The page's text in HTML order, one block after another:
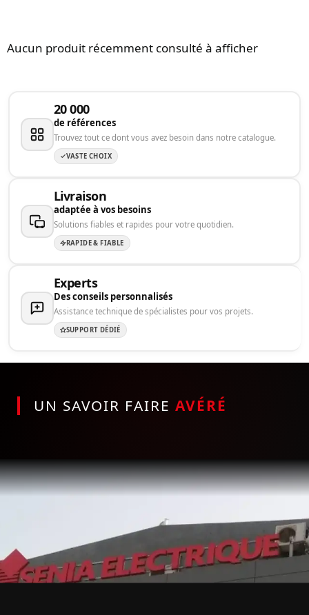
Aucun produit récemment consulté à afficher
20 000
de références
Trouvez tout ce dont vous avez besoin dans notre catalogue.
VASTE CHOIX
Livraison
adaptée à vos besoins
Solutions fiables et rapides pour votre quotidien.
RAPIDE & FIABLE
Experts
Des conseils personnalisés
Assistance technique de spécialistes pour vos projets.
SUPPORT DÉDIÉ
UN SAVOIR FAIRE AVÉRÉ